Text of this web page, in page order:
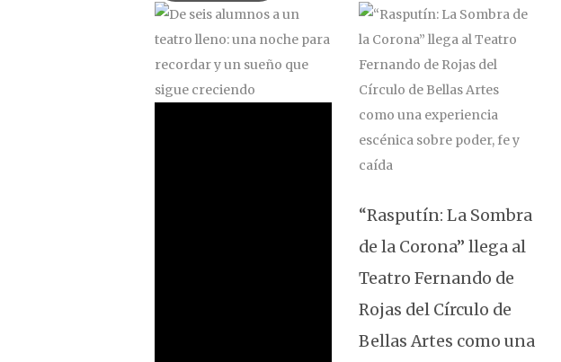
“Rasputín: La Sombra
de la Corona” llega al
Teatro Fernando de
Rojas del Círculo de
Bellas Artes como una